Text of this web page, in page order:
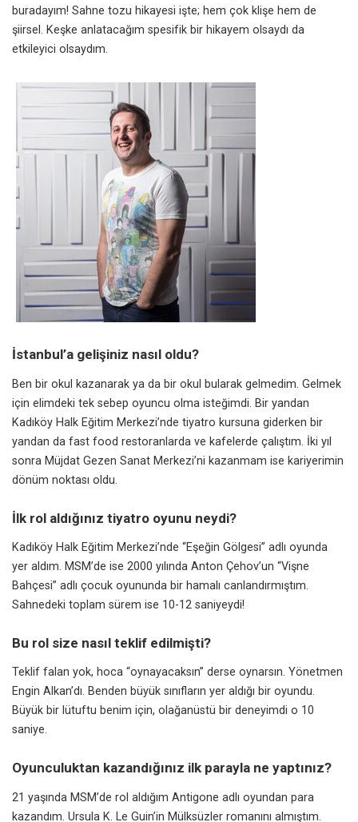
buradayım! Sahne tozu hikayesi işte; hem çok klişe hem de
şiirsel. Keşke anlatacağım spesifik bir hikayem olsaydı da
etkileyici olsaydım.
İstanbul’a gelişiniz nasıl oldu?
Ben bir okul kazanarak ya da bir okul bularak gelmedim. Gelmek
için elimdeki tek sebep oyuncu olma isteğimdi. Bir yandan
Kadıköy Halk Eğitim Merkezi’nde tiyatro kursuna giderken bir
yandan da fast food restoranlarda ve kafelerde çalıştım. İki yıl
sonra Müjdat Gezen Sanat Merkezi’ni kazanmam ise kariyerimin
dönüm noktası oldu.
İlk rol aldığınız tiyatro oyunu neydi?
Kadıköy Halk Eğitim Merkezi’nde “Eşeğin Gölgesi” adlı oyunda
yer aldım. MSM’de ise 2000 yılında Anton Çehov’un “Vişne
Bahçesi” adlı çocuk oyununda bir hamalı canlandırmıştım.
Sahnedeki toplam sürem ise 10-12 saniyeydi!
Bu rol size nasıl teklif edilmişti?
Teklif falan yok, hoca “oynayacaksın” derse oynarsın. Yönetmen
Engin Alkan’dı. Benden büyük sınıfların yer aldığı bir oyundu.
Büyük bir lütuftu benim için, olağanüstü bir deneyimdi o 10
saniye.
Oyunculuktan kazandığınız ilk parayla ne yaptınız?
21 yaşında MSM’de rol aldığım Antigone adlı oyundan para
kazandım. Ursula K. Le Guin’in Mülksüzler romanını almıştım.